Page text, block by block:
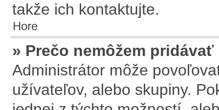
takže ich kontaktujte.
Hore
» Prečo nemôžem
Administrátor môže
užívateľov, alebo skupiny.